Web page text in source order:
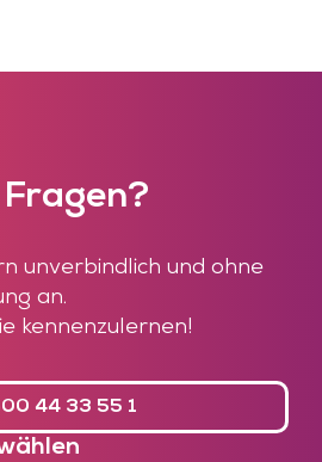
unverbindlich und ohne
an.
kennenzulernen!
44 33 55 1